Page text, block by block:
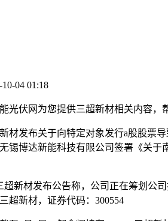
04 01:18
伏网为您提供三超新材相关内容，帮
发布关于向特定对象发行a股股票导
锡博达新能科技有限公司签署《关
材发布公告称，公司正在筹划公司
超新材，证券代码：300554